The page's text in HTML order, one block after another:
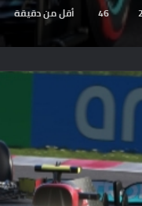
46 أقل من دقيقة